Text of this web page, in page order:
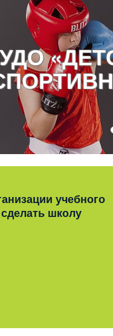
учебного
школу